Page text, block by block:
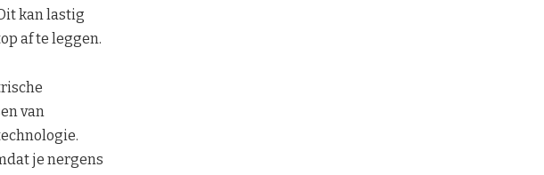
kan lastig
af te leggen.
van
je nergens